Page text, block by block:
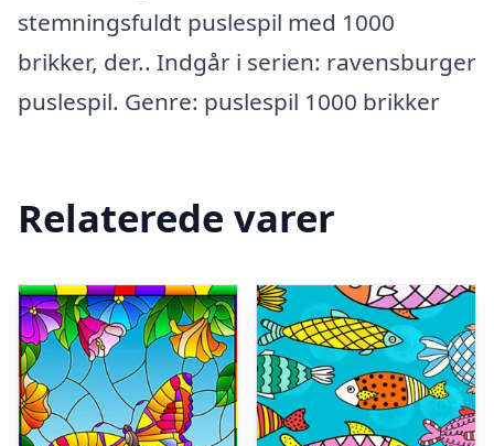
stemningsfuldt puslespil med 1000
brikker, der.. Indgår i serien: ravensburger
puslespil. Genre: puslespil 1000 brikker
Relaterede varer